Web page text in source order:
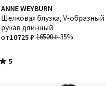
ANNE WEYBURN
Шелковая блузка, V-образный
рукав длинный
16500 ₽-35%
от10725 ₽
5
/
5
5
/